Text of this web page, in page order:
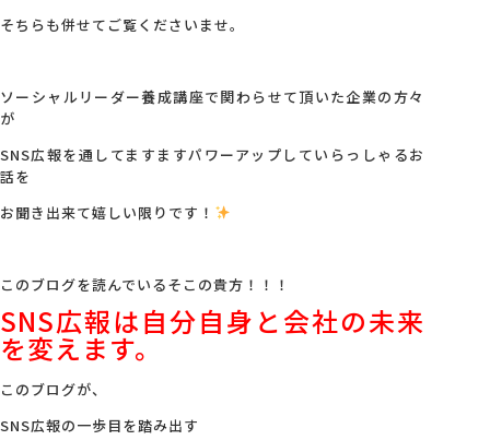
そちらも併せてご覧くださいませ。
ソーシャルリーダー養成講座で関わらせて頂いた企業の方々
が
SNS広報を通してますますパワーアップしていらっしゃるお
話を
お聞き出来て嬉しい限りです！
このブログを読んでいるそこの貴方！！！
SNS広報は自分自身と会社の未来
を変えます。
このブログが、
SNS広報の一歩目を踏み出す